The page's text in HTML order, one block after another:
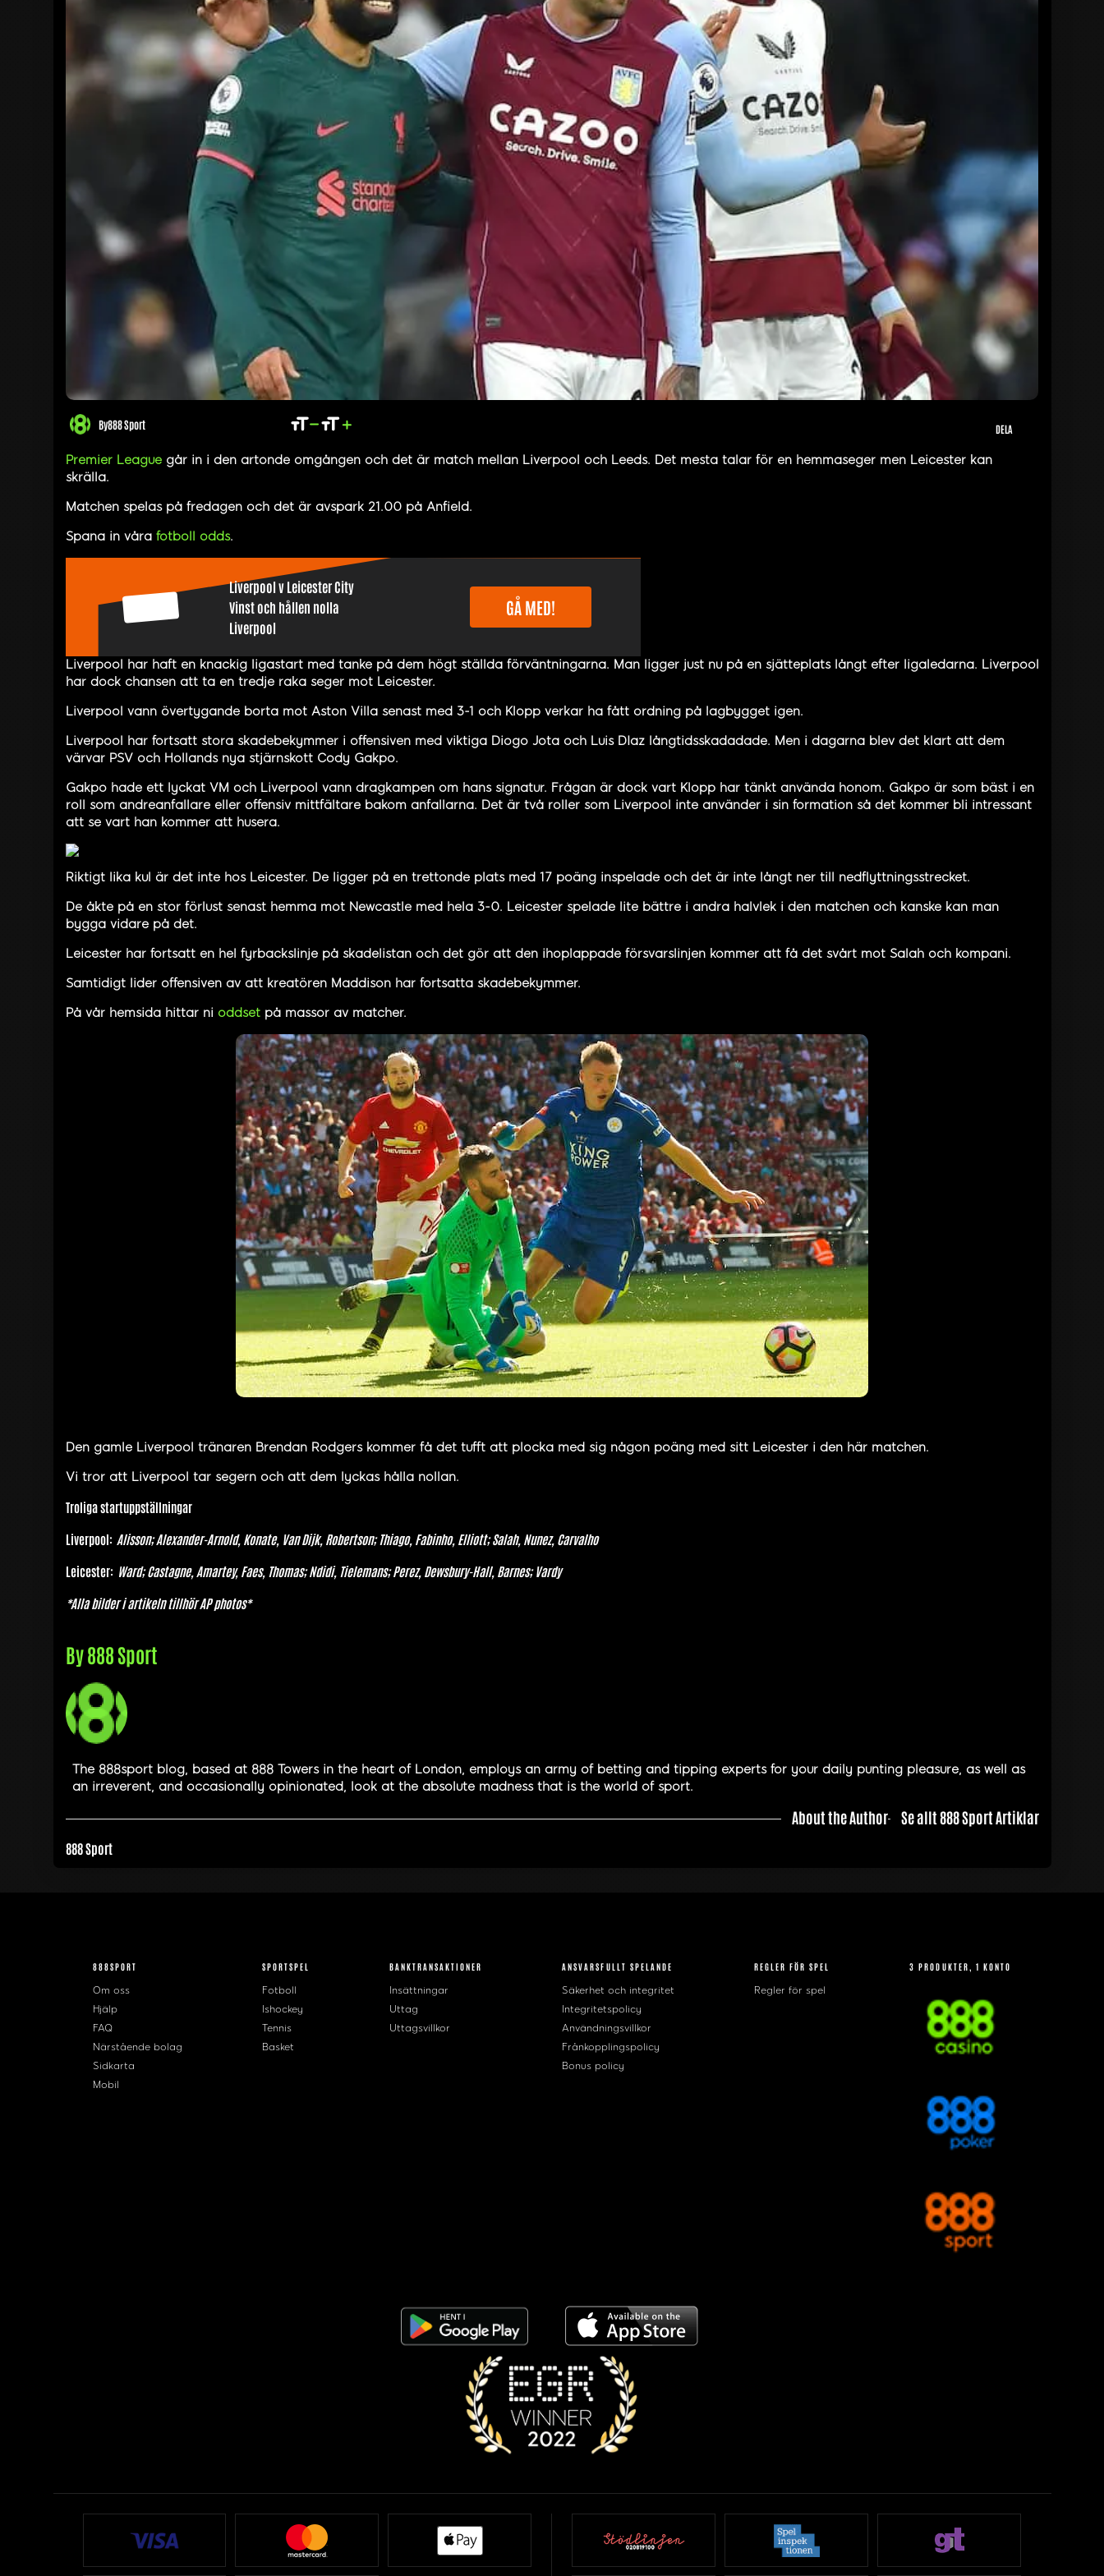
By888 Sport DELA
Premier Leaguegår in i den artonde omgången och det är match mellan Liverpool och Leeds. Det mesta talar för en hemmaseger men Leicester kan
skrälla.
Matchen spelas på fredagen och det är avspark 21.00 på Anfield.
Spana in våra fotboll odds.
Liverpool v Leicester City
Vinst och hållen nolla
Liverpool
GÅ MED!
Liverpool har haft en knackig ligastart med tanke på dem högt ställda förväntningarna. Man ligger just nu på en sjätteplats långt efter ligaledarna. Liverpool
har dock chansen att ta en tredje raka seger mot Leicester.
Liverpool vann övertygande borta mot Aston Villa senast med 3-1 och Klopp verkar ha fått ordning på lagbygget igen.
Liverpool har fortsatt stora skadebekymmer i offensiven med viktiga Diogo Jota och Luis DIaz långtidsskadadade. Men i dagarna blev det klart att dem
värvar PSV och Hollands nya stjärnskott Cody Gakpo.
Gakpo hade ett lyckat VM och Liverpool vann dragkampen om hans signatur. Frågan är dock vart Klopp har tänkt använda honom. Gakpo är som bäst i en
roll som andreanfallare eller offensiv mittfältare bakom anfallarna. Det är två roller som Liverpool inte använder i sin formation så det kommer bli intressant
att se vart han kommer att husera.
Riktigt lika kul är det inte hos Leicester. De ligger på en trettonde plats med 17 poäng inspelade och det är inte långt ner till nedflyttningsstrecket.
De åkte på en stor förlust senast hemma mot Newcastle med hela 3-0. Leicester spelade lite bättre i andra halvlek i den matchen och kanske kan man
bygga vidare på det.
Leicester har fortsatt en hel fyrbackslinje på skadelistan och det gör att den ihoplappade försvarslinjen kommer att få det svårt mot Salah och kompani.
Samtidigt lider offensiven av att kreatören Maddison har fortsatta skadebekymmer.
På vår hemsida hittar ni oddsetpå massor av matcher.
Den gamle Liverpool tränaren Brendan Rodgers kommer få det tufft att plocka med sig någon poäng med sitt Leicester i den här matchen.
Vi tror att Liverpool tar segern och att dem lyckas hålla nollan.
Troliga startuppställningar
Liverpool: Alisson; Alexander-Arnold, Konate, Van Dijk, Robertson; Thiago, Fabinho, Elliott; Salah, Nunez, Carvalho
Leicester: Ward; Castagne, Amartey, Faes, Thomas; Ndidi, Tielemans; Perez, Dewsbury-Hall, Barnes; Vardy
*Alla bilder i artikeln tillhör AP photos*
By888 Sport
The 888sport blog, based at 888 Towers in the heart of London, employs an army of betting and tipping experts for your daily punting pleasure, as well as
an irreverent, and occasionally opinionated, look at the absolute madness that is the world of sport.
About the Author Se allt 888 Sport Artiklar
888 Sport
888SPORT
Om oss
Hjälp
FAQ
Närstående bolag
Sidkarta
Mobil
SPORTSPEL
Fotboll
Ishockey
Tennis
Basket
BANKTRANSAKTIONER
Insättningar
Uttag
Uttagsvillkor
ANSVARSFULLT SPELANDE
Säkerhet och integritet
Integritetspolicy
Användningsvillkor
Frånkopplingspolicy
Bonus policy
REGLER FÖR SPEL
Regler för spel
3 PRODUKTER, 1 KONTO